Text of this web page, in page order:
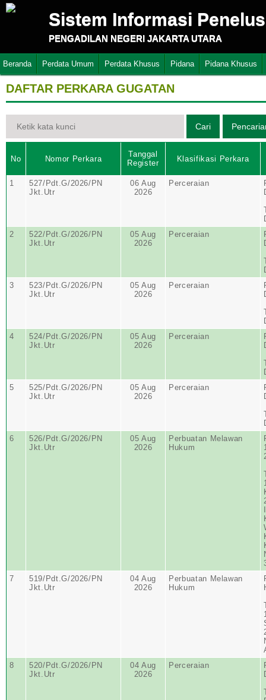
Sistem Informasi
PENGADILAN NEGERI JAKARTA UTARA
Beranda Perdata Umum Perdata Khusus Pidana Pidana Khusus
DAFTAR PERKARA GUGATAN
No Nomor Perkara
Tanggal
Register
Klasifikasi Perkara
1
527/Pdt.G/2026/PN
Jkt.Utr
06 Aug
2026
Perceraian
2
522/Pdt.G/2026/PN
Jkt.Utr
05 Aug
2026
Perceraian
3
523/Pdt.G/2026/PN
Jkt.Utr
05 Aug
2026
Perceraian
4
524/Pdt.G/2026/PN
Jkt.Utr
05 Aug
2026
Perceraian
5
525/Pdt.G/2026/PN
Jkt.Utr
05 Aug
2026
Perceraian
6
526/Pdt.G/2026/PN
Jkt.Utr
05 Aug
2026
Perbuatan Melawan
Hukum
7
519/Pdt.G/2026/PN
Jkt.Utr
04 Aug
2026
Perbuatan Melawan
Hukum
8
520/Pdt.G/2026/PN
Jkt.Utr
04 Aug
2026
Perceraian